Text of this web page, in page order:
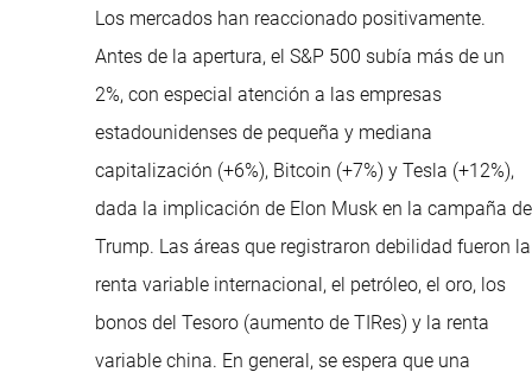
Los mercados han reaccionado positivamente.
Antes de la apertura, el S&P 500 subía más de un
2%, con especial atención a las empresas
estadounidenses de pequeña y mediana
capitalización (+6%), Bitcoin (+7%) y Tesla (+12%),
dada la implicación de Elon Musk en la campaña de
Trump. Las áreas que registraron debilidad fueron la
renta variable internacional, el petróleo, el oro, los
bonos del Tesoro (aumento de TIRes) y la renta
variable china. En general, se espera que una